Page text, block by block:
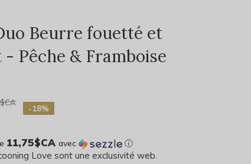
Beurre fouetté et
Pêche & Framboise
-18%
11,75$CA avec ⓘ
Love sont une exclusivité web.